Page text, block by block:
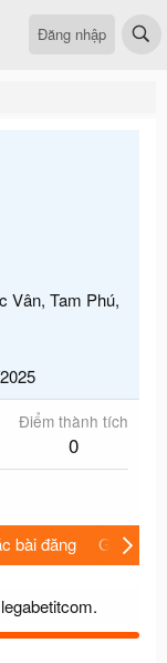
Đăng nhập
Vân, Tam Phú,
Điểm thành tích
0
bài đăng Giới thiệu